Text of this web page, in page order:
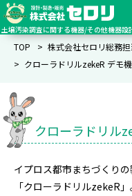
土壌汚染調査に関する機器/その他機器設
TOP
株式会社セロリ総務
クローラドリルzekeR デモ
クローラドリル
イプロス都市まちづくり
「クローラドリルzekeR」